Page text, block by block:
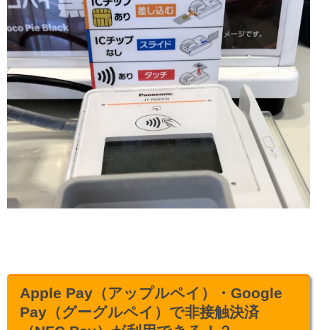
Apple Pay（アップルペイ）・Google
Pay（グーグルペイ）で非接触決済